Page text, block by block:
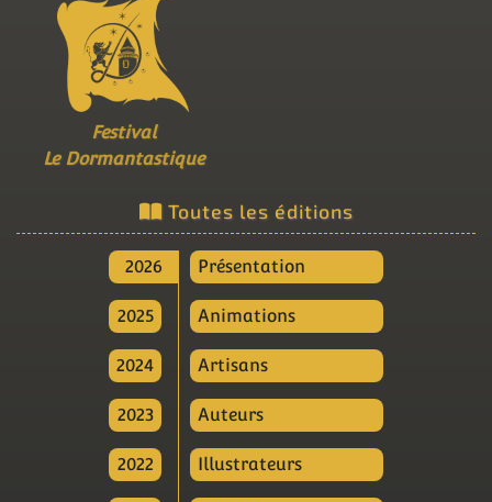
Festival
Le Dormantastique
Toutes les éditions
2026
2025
2024
2023
2022
Présentation
Animations
Artisans
Auteurs
Illustrateurs